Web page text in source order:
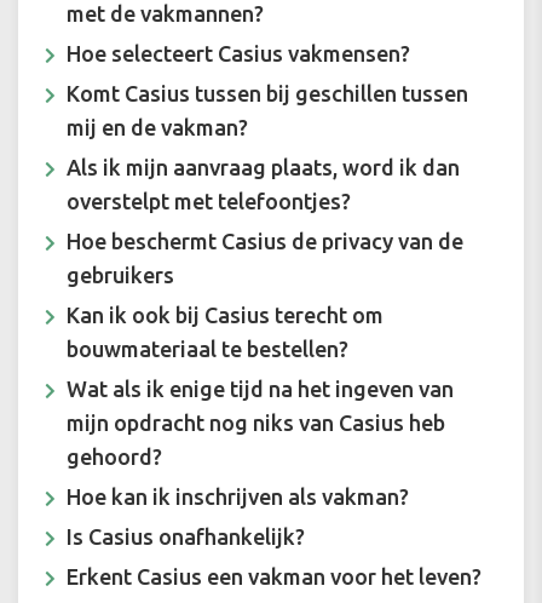
met de vakmannen?
Hoe selecteert Casius vakmensen?
Komt Casius tussen bij geschillen tussen
mij en de vakman?
Als ik mijn aanvraag plaats, word ik dan
overstelpt met telefoontjes?
Hoe beschermt Casius de privacy van de
gebruikers
Kan ik ook bij Casius terecht om
bouwmateriaal te bestellen?
Wat als ik enige tijd na het ingeven van
mijn opdracht nog niks van Casius heb
gehoord?
Hoe kan ik inschrijven als vakman?
Is Casius onafhankelijk?
Erkent Casius een vakman voor het leven?